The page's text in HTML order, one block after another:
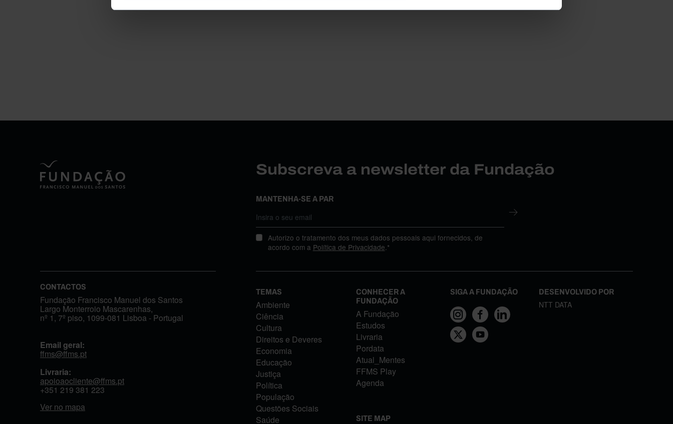
Subscreva a newsletter da Fundação
MANTENHA-SE A PAR
Autorizo o tratamento dos meus dados pessoais aqui fornecidos, de
acordo com a Política de Privacidade.*
CONTACTOS
Fundação Francisco Manuel dos Santos
Largo Monterroio Mascarenhas,
nº 1, 7º piso, 1099-081 Lisboa - Portugal
Email geral:
ffms@ffms.pt
Livraria:
apoioaocliente@ffms.pt
+351 219 381 223
Ver no mapa
TEMAS
Ambiente
Ciência
Cultura
Direitos e Deveres
Economia
Educação
Justiça
Política
População
Questões Sociais
Saúde
CONHECER A
FUNDAÇÃO
A Fundação
Estudos
Livraria
Pordata
Atual_Mentes
FFMS Play
Agenda
SITE MAP
SIGA A FUNDAÇÃO DESENVOLVIDO POR
NTT DATA